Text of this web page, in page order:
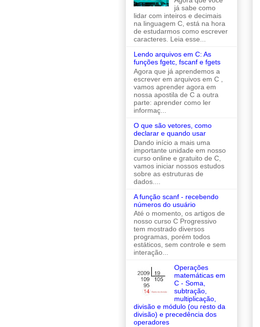
já sabe como
lidar com inteiros e decimais
na linguagem C, está na hora
de estudarmos como escrever
caracteres. Leia esse...
Lendo arquivos em C: As
funções fgetc, fscanf e fgets
Agora que já aprendemos a
escrever em arquivos em C ,
vamos aprender agora em
nossa apostila de C a outra
parte: aprender como ler
informaç...
O que são vetores, como
declarar e quando usar
Dando início a mais uma
importante unidade em nosso
curso online e gratuito de C,
vamos iniciar nossos estudos
sobre as estruturas de
dados....
A função scanf - recebendo
números do usuário
Até o momento, os artigos de
nosso curso C Progressivo
tem mostrado diversos
programas, porém todos
estáticos, sem controle e sem
interação...
Operações
matemáticas em
C - Soma,
subtração,
multiplicação,
divisão e módulo (ou resto da
divisão) e precedência dos
operadores